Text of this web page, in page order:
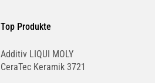
Top Produkte
Additiv LIQUI MOLY
CeraTec Keramik 3721